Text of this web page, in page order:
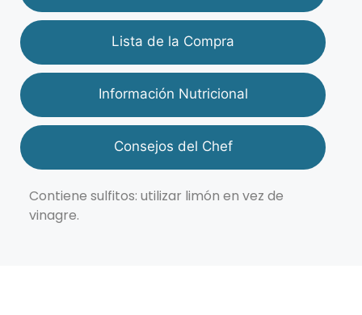
Lista de la Compra
Información Nutricional
Consejos del Chef
Contiene sulfitos: utilizar limón en vez de
vinagre.